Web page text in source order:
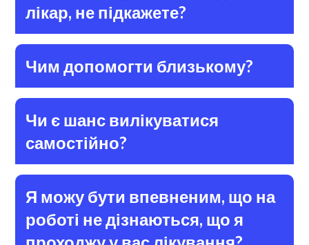
лікар, не підкажете?
Чим допомогти близькому?
Чи є шанс вилікуватися
самостійно?
Я можу бути впевненим, що на
роботі не дізнаються, що я